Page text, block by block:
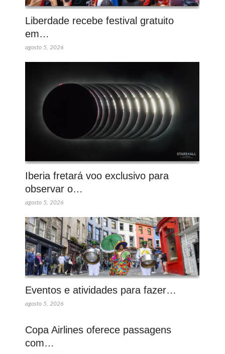
Liberdade recebe festival gratuito
em…
agosto 5, 2026
Iberia fretará voo exclusivo para
observar o…
agosto 5, 2026
Eventos e atividades para fazer…
agosto 5, 2026
Copa Airlines oferece passagens
com…